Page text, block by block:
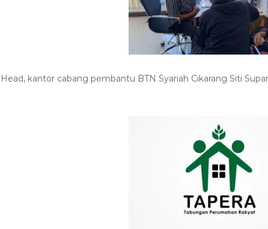
kantor cabang pembantu BTN Syariah Cikarang Siti